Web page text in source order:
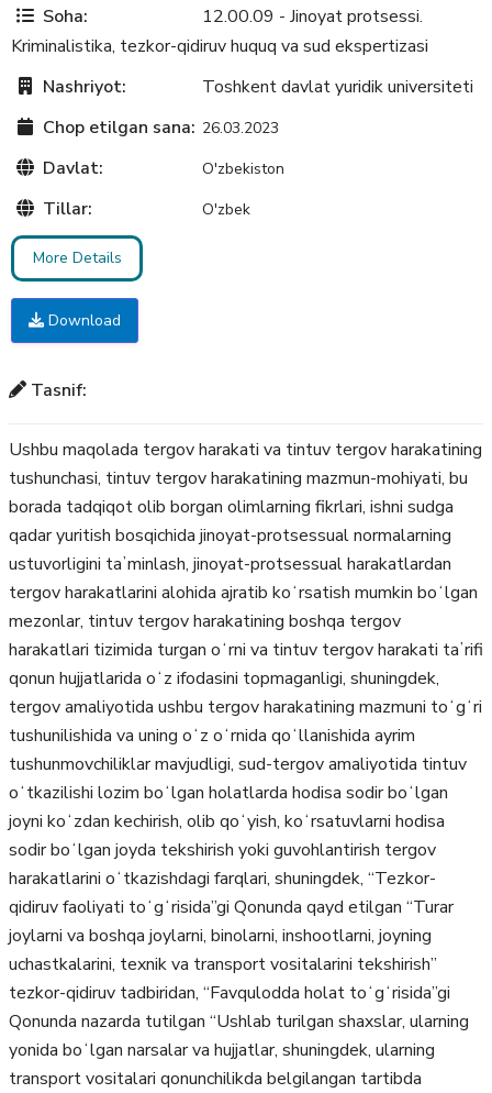
Soha:
12.00.09 - Jinoyat protsessi.
Kriminalistika, tezkor-qidiruv huquq va sud ekspertizasi
Nashriyot:
Toshkent davlat yuridik universiteti
Chop etilgan sana: 26.03.2023
Davlat: O'zbekiston
Tillar: O'zbek
More Details
Download
Tasnif:
Ushbu maqolada tergov harakati va tintuv tergov harakatining
tushunchasi, tintuv tergov harakatining mazmun-mohiyati, bu
borada tadqiqot olib borgan olimlarning fikrlari, ishni sudga
qadar yuritish bosqichida jinoyat-protsessual normalarning
ustuvorligini taʼminlash, jinoyat-protsessual harakatlardan
tergov harakatlarini alohida ajratib koʻrsatish mumkin boʻlgan
mezonlar, tintuv tergov harakatining boshqa tergov
harakatlari tizimida turgan oʻrni va tintuv tergov harakati taʼrifi
qonun hujjatlarida oʻz ifodasini topmaganligi, shuningdek,
tergov amaliyotida ushbu tergov harakatining mazmuni toʻgʻri
tushunilishida va uning oʻz oʻrnida qoʻllanishida ayrim
tushunmovchiliklar mavjudligi, sud-tergov amaliyotida tintuv
oʻtkazilishi lozim boʻlgan holatlarda hodisa sodir boʻlgan
joyni koʻzdan kechirish, olib qoʻyish, koʻrsatuvlarni hodisa
sodir boʻlgan joyda tekshirish yoki guvohlantirish tergov
harakatlarini oʻtkazishdagi farqlari, shuningdek, “Tezkor-
qidiruv faoliyati toʻgʻrisida”gi Qonunda qayd etilgan “Turar
joylarni va boshqa joylarni, binolarni, inshootlarni, joyning
uchastkalarini, texnik va transport vositalarini tekshirish”
tezkor-qidiruv tadbiridan, “Favqulodda holat toʻgʻrisida”gi
Qonunda nazarda tutilgan “Ushlab turilgan shaxslar, ularning
yonida boʻlgan narsalar va hujjatlar, shuningdek, ularning
transport vositalari qonunchilikda belgilangan tartibda